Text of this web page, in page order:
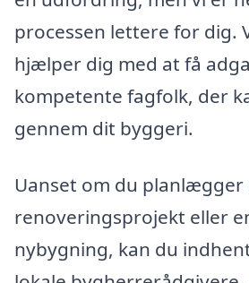
processen lettere for dig.
hjælper dig med at få
kompetente fagfolk, der
gennem dit byggeri.
Uanset om du
renoveringsprojekt eller
nybygning, kan du